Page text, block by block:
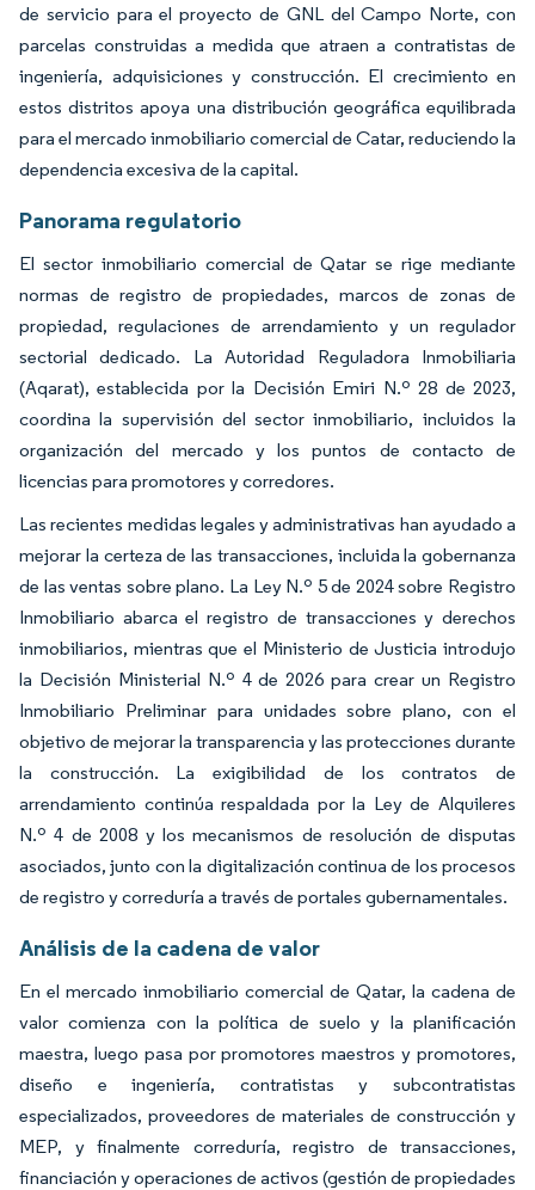
de servicio para el proyecto de GNL del Campo Norte, con
parcelas construidas a medida que atraen a contratistas de
ingeniería, adquisiciones y construcción. El crecimiento en
estos distritos apoya una distribución geográfica equilibrada
para el mercado inmobiliario comercial de Catar, reduciendo la
dependencia excesiva de la capital.
Panorama regulatorio
El sector inmobiliario comercial de Qatar se rige mediante
normas de registro de propiedades, marcos de zonas de
propiedad, regulaciones de arrendamiento y un regulador
sectorial dedicado. La Autoridad Reguladora Inmobiliaria
(Aqarat), establecida por la Decisión Emiri N.º 28 de 2023,
coordina la supervisión del sector inmobiliario, incluidos la
organización del mercado y los puntos de contacto de
licencias para promotores y corredores.
Las recientes medidas legales y administrativas han ayudado a
mejorar la certeza de las transacciones, incluida la gobernanza
de las ventas sobre plano. La Ley N.º 5 de 2024 sobre Registro
Inmobiliario abarca el registro de transacciones y derechos
inmobiliarios, mientras que el Ministerio de Justicia introdujo
la Decisión Ministerial N.º 4 de 2026 para crear un Registro
Inmobiliario Preliminar para unidades sobre plano, con el
objetivo de mejorar la transparencia y las protecciones durante
la construcción. La exigibilidad de los contratos de
arrendamiento continúa respaldada por la Ley de Alquileres
N.º 4 de 2008 y los mecanismos de resolución de disputas
asociados, junto con la digitalización continua de los procesos
de registro y correduría a través de portales gubernamentales.
Análisis de la cadena de valor
En el mercado inmobiliario comercial de Qatar, la cadena de
valor comienza con la política de suelo y la planificación
maestra, luego pasa por promotores maestros y promotores,
diseño e ingeniería, contratistas y subcontratistas
especializados, proveedores de materiales de construcción y
MEP, y finalmente correduría, registro de transacciones,
financiación y operaciones de activos (gestión de propiedades